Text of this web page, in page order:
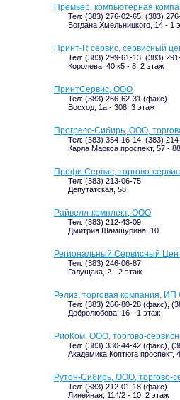
Премьер, компьютерная
Тел: (383) 276-02-65, (383)
Богдана Хмельницкого, 14 - 1
Принт-R сервис, сервисный
Тел: (383) 299-61-13, (383)
Королева, 40 к5 - 8; 2 этаж
ПринтСервис, ООО
Тел: (383) 266-62-31 (факс)
Восход, 1а - 308; 3 этаж
Прогресс-Сибирь, ООО,
Тел: (383) 354-16-14, (383)
Карла Маркса проспект, 57 -
Профи Сервис, торгово-
Тел: (383) 213-06-75
Депутатская, 58
Райвелл-комплект, ООО
Тел: (383) 212-43-09
Дмитрия Шамшурина, 10
Региональный Сервисный
Тел: (383) 246-06-87
Галущака, 2 - 2 этаж
Релиз, торговая компания,
Тел: (383) 266-80-28 (факс),
Добролюбова, 16 - 1 этаж
РиоКом, ООО, торгово-
Тел: (383) 330-44-42 (факс),
Академика Коптюга проспект,
Рутон-Сибирь, ООО, торгово-
Тел: (383) 212-01-18 (факс)
Линейная, 114/2 - 10; 2 этаж